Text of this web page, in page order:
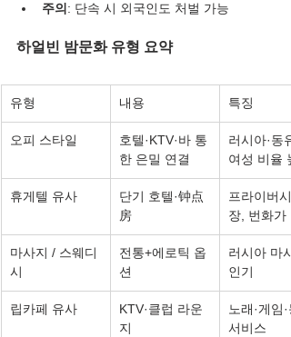
주의 : 단속 시 외국인도 처벌 가능
하얼빈 밤문화 유형 요약
유형 내용 특징
오피 스타일
호텔·KTV·바 통
한 은밀 연결
러시아·동
여성 비율
휴게텔 유사
단기 호텔·钟点
房
프라이버시
장, 번화가
마사지 / 스웨디
시
전통+에로틱 옵
션
러시아 마
인기
립카페 유사
KTV·클럽 라운
지
노래·게임·
서비스